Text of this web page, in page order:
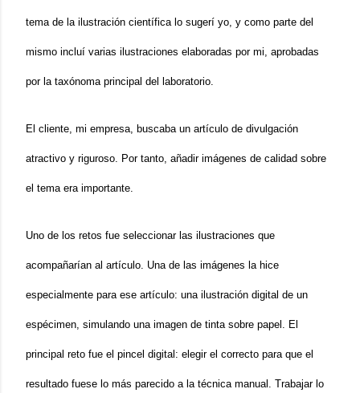
tema de la ilustración científica lo sugerí yo, y como parte del
mismo incluí varias ilustraciones elaboradas por mi, aprobadas
por la taxónoma principal del laboratorio.
El cliente, mi empresa, buscaba un artículo de divulgación
atractivo y riguroso. Por tanto, añadir imágenes de calidad sobre
el tema era importante.
Uno de los retos fue seleccionar las ilustraciones que
acompañarían al artículo. Una de las imágenes la hice
especialmente para ese artículo: una ilustración digital de un
espécimen, simulando una imagen de tinta sobre papel. El
principal reto fue el pincel digital: elegir el correcto para que el
resultado fuese lo más parecido a la técnica manual. Trabajar lo